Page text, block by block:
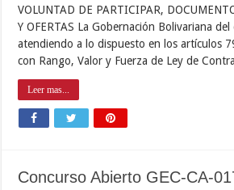
VOLUNTAD DE PARTICIPAR,
Y OFERTAS La Gobernación Bolivariana
atendiendo a lo dispuesto en los artículos
con Rango, Valor y Fuerza de Ley de
Leer mas...
Concurso Abierto GEC-CA-